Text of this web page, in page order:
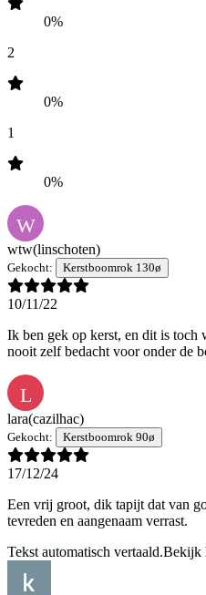
0%
2
0%
1
0%
W
wtw(linschoten)
Gekocht: Kerstboomrok 130ø
10/11/22
Ik ben gek op kerst, en dit is toch
nooit zelf bedacht voor onder de
L
lara(cazilhac)
Gekocht: Kerstboomrok 90ø
17/12/24
Een vrij groot, dik tapijt dat van
tevreden en aangenaam verrast.
Tekst automatisch vertaald.Bekijk